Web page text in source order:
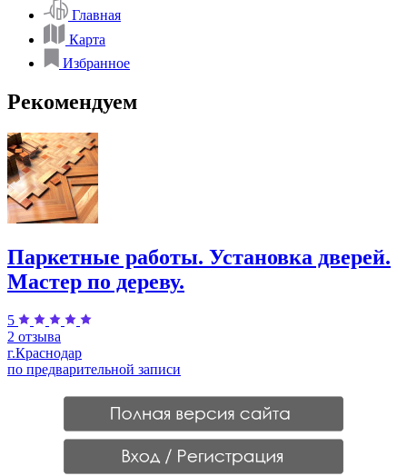
Главная
Карта
Избранное
Рекомендуем
Паркетные работы. Установка дверей.
Мастер по дереву.
5
2 отзыва
г.Краснодар
по предварительной записи